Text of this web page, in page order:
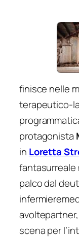
finisce nelle
terapeutico-
protagonista
in Loretta
fantasurreale
palco dal
scena per